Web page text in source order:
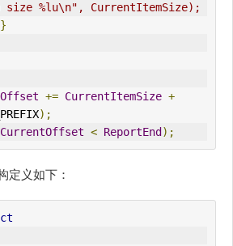
%lu\n", CurrentItemSize);
}
+= CurrentItemSize +
);
CurrentOffset < ReportEnd );
定义如下：